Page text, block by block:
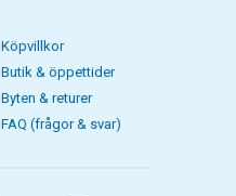
Köpvillkor
Butik & öppettider
Byten & returer
FAQ (frågor & svar)